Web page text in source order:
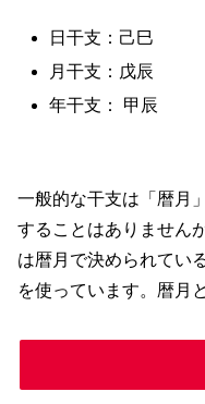
日干支：己巳
月干支：戊辰
年干支： 甲辰
一般的な干支は「暦月
することはありません
は暦月で決められてい
を使っています。暦月